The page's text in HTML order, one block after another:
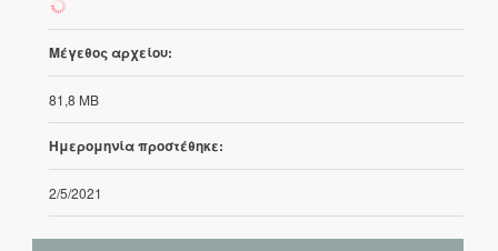
113
Μέγεθος αρχείου:
81,8 MB
Ημερομηνία προστέθηκε:
2/5/2021